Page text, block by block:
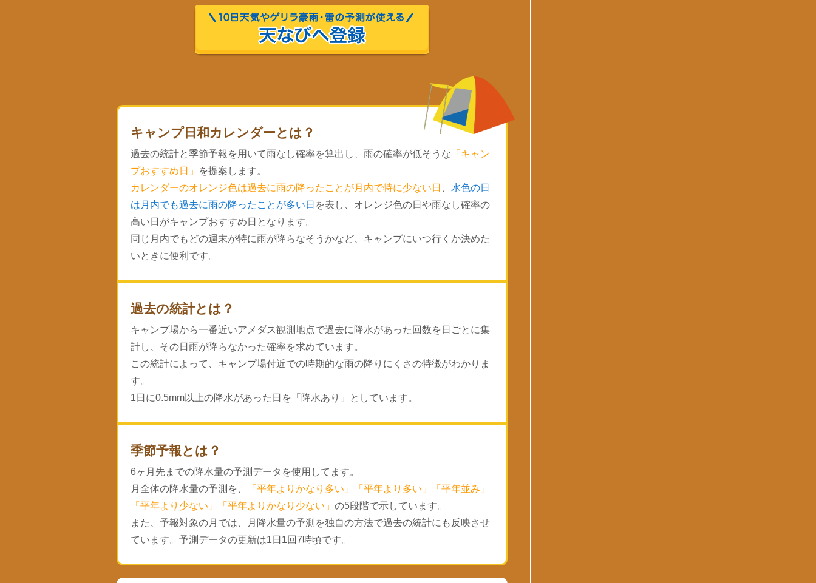
キャンプ日和カレンダーとは？
過去の統計と季節予報を用いて雨なし確率を算出し、雨の確率が低そうな 「キャン
プおすすめ日」
を提案します。
カレンダーのオレンジ色は過去に雨の降ったことが月内で特に少ない日
水色の日
は月内でも過去に雨の降ったことが多い日 を表し、オレンジ色の日や雨なし確率の
高い日がキャンプおすすめ日となります。
同じ月内でもどの週末が特に雨が降らなそうかなど、キャンプにいつ行くか決めた
いときに便利です。
過去の統計とは？
キャンプ場から一番近いアメダス観測地点で過去に降水があった回数を日ごとに集
計し、その日雨が降らなかった確率を求めています。
この統計によって、キャンプ場付近での時期的な雨の降りにくさの特徴がわかりま
す。
1日に0.5mm以上の降水があった日を「降水あり」としています。
季節予報とは？
6ヶ月先までの降水量の予測データを使用してます。
月全体の降水量の予測を、
「平年よりかなり多い」「平年より多い」「平年並み」
「平年より少ない」「平年よりかなり少ない」 の5段階で示しています。
また、予報対象の月では、月降水量の予測を独自の方法で過去の統計にも反映させ
ています。予測データの更新は1日1回7時頃です。